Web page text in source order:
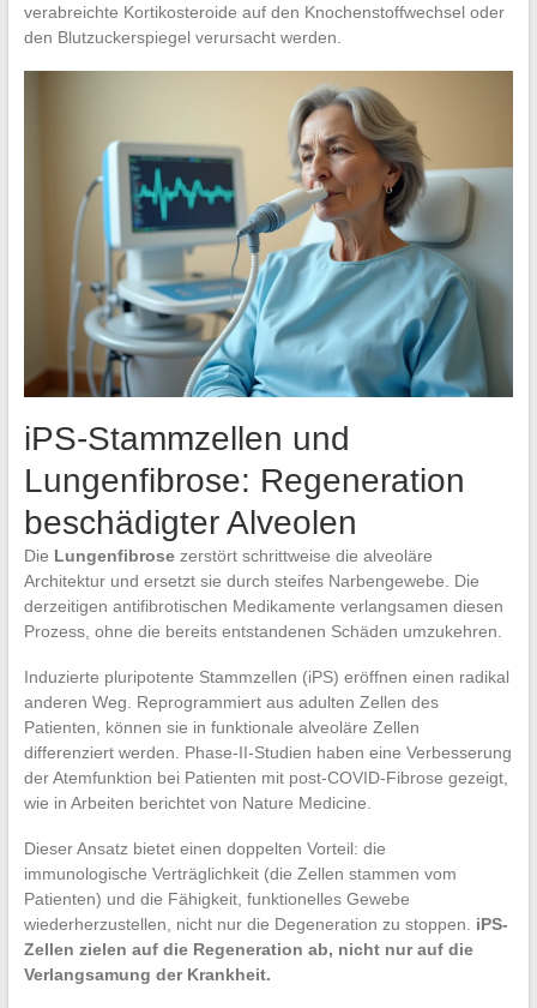
verabreichte Kortikosteroide auf den Knochenstoffwechsel oder
den Blutzuckerspiegel verursacht werden.
iPS-Stammzellen und
Lungenfibrose: Regeneration
beschädigter Alveolen
Die Lungenfibrosezerstört schrittweise die alveoläre
Architektur und ersetzt sie durch steifes Narbengewebe. Die
derzeitigen antifibrotischen Medikamente verlangsamen diesen
Prozess, ohne die bereits entstandenen Schäden umzukehren.
Induzierte pluripotente Stammzellen (iPS) eröffnen einen radikal
anderen Weg. Reprogrammiert aus adulten Zellen des
Patienten, können sie in funktionale alveoläre Zellen
differenziert werden. Phase-II-Studien haben eine Verbesserung
der Atemfunktion bei Patienten mit post-COVID-Fibrose gezeigt,
wie in Arbeiten berichtet von Nature Medicine.
Dieser Ansatz bietet einen doppelten Vorteil: die
immunologische Verträglichkeit (die Zellen stammen vom
Patienten) und die Fähigkeit, funktionelles Gewebe
wiederherzustellen, nicht nur die Degeneration zu stoppen. iPS-
Zellen zielen auf die Regeneration ab, nicht nur auf die
Verlangsamung der Krankheit.